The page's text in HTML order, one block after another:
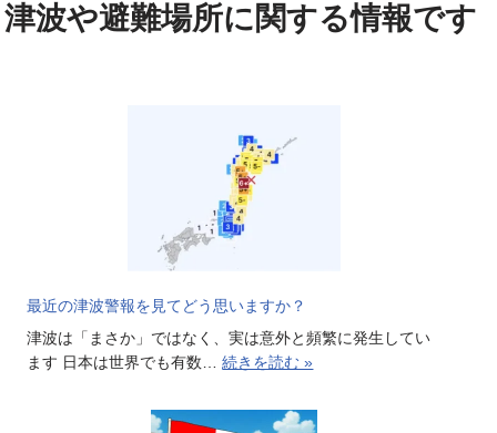
津波や避難場所に関する情報です
最近の津波警報を見てどう思いますか？
津波は「まさか」ではなく、実は意外と頻繁に発生してい
ます 日本は世界でも有数…続きを読む »